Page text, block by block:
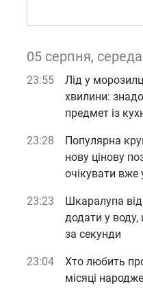
05 серпня, середа
23:55
Лід у
хвилини:
предмет із
23:28
Популярна
нову цінову
очікувати вже
23:23
Шкаралупа
додати у
за секунди
23:04
Хто любить
місяці